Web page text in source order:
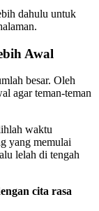
dahulu untuk
Awal
besar. Oleh
agar teman-teman
waktu
yang memulai
lelah di tengah
cita rasa